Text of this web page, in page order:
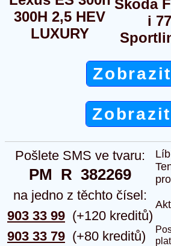
300H 2,5 HEV
LUXURY
Škoda
i
Pošlete SMS ve tvaru:
PM  R  382269
na jedno z těchto čísel:
903 33 99
903 33 79
(+120 kreditů)
(+80 kreditů)